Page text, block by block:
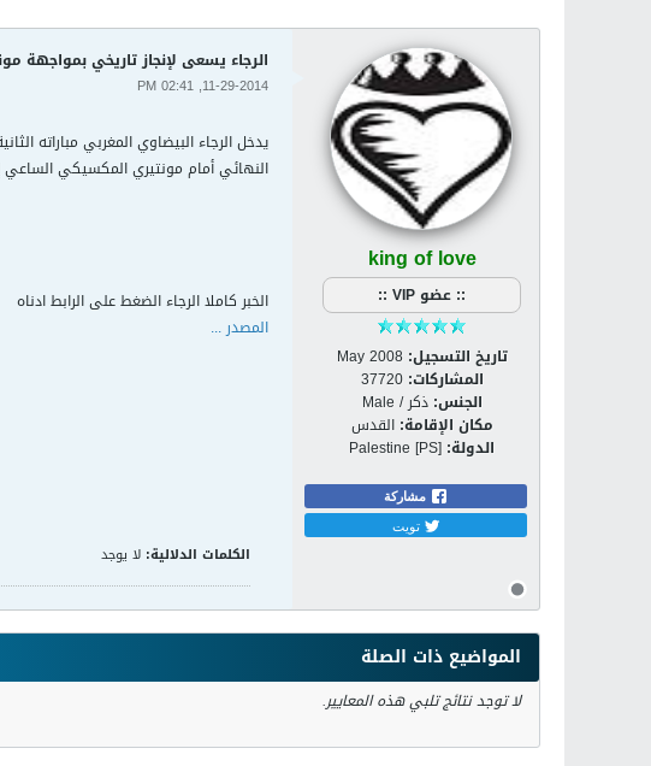
king of love
:: عضو VIP ::
تاريخ التسجيل: May 2008
المشاركات: 37720
الجنس: ذكر / Male
مكان الإقامة: القدس
الدولة: Palestine [PS]
مشاركة
تويت
الرجاء يسعى لإنجاز تاريخي بمواجهة
11-29-2014, 02:41 PM
يدخل الرجاء البيضاوي المغربي مباراته
النهائي أمام مونتيري المكسيكي الساعي
الخبر كاملا الرجاء الضغط على الرابط ادناه
المصدر ...
الكلمات الدلالية: لا يوجد
المواضيع ذات الصلة
لا توجد نتائج تلبي هذه المعايير.